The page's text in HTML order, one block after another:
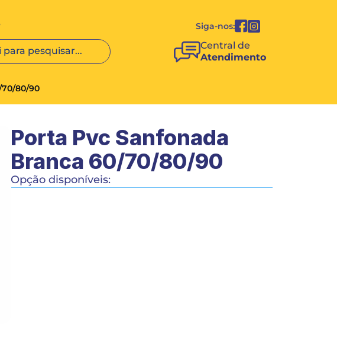
Siga-nos:
para pesquisar...
Central de
Atendimento
80/90
Porta Pvc Sanfonada
Branca 60/70/80/90
Opção disponíveis: